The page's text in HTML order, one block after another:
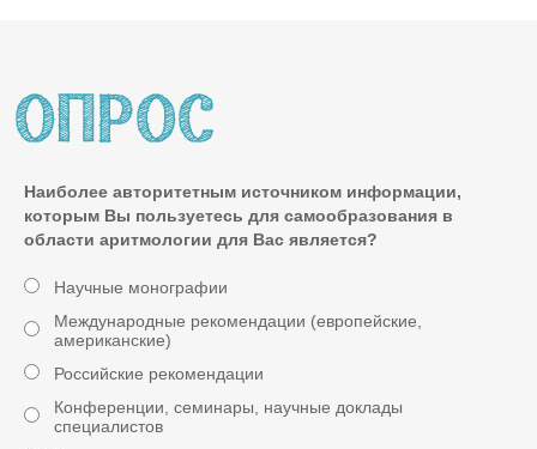
Наиболее авторитетным источником информации,
которым Вы пользуетесь для самообразования в
области аритмологии для Вас является?
Научные монографии
Международные рекомендации (европейские,
американские)
Российские рекомендации
Конференции, семинары, научные доклады
специалистов